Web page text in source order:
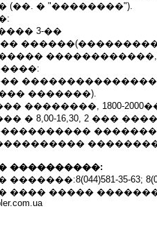
(��. � "��������").
3-��
�������).
��������, 1800-
� 8,00-16,30, 2 ���
����������:
35-63;
���� �����